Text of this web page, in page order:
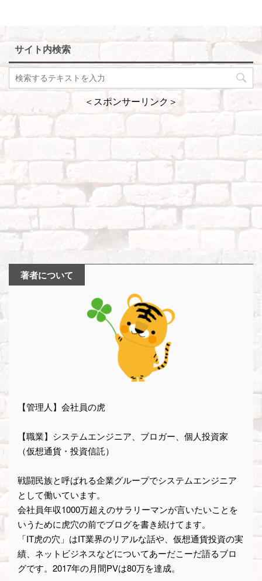
サイト内検索
＜スポンサーリンク＞
著者について
【管理人】会社員の虎
【職業】システムエンジニア、ブロガー、個人投資家
（仮想通貨・投資信託）
戦闘民族と呼ばれる企業グループでシステムエンジニア
として働いています。
会社員年収1000万超えのサラリーマンが言いたいことを
いうために虎穴の前でブログを書き続けてます。
「IT虎の穴」はIT業界のリアルな話や、仮想通貨投資の実
績、ネットビジネスなどについてあーだこーだ語るブロ
グです。2017年の月間PVは80万を達成。